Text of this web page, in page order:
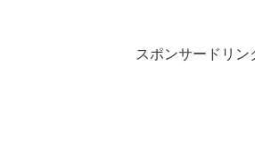
スポンサードリン